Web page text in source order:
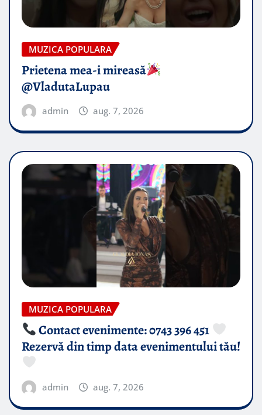
MUZICA POPULARA
Prietena mea-i mireasă​
@VladutaLupau
admin aug. 7, 2026
MUZICA POPULARA
Contact evenimente: 0743 396 451
Rezervă din timp data evenimentului tău!
admin aug. 7, 2026